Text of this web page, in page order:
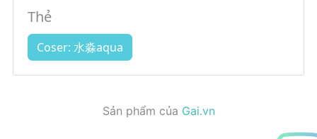
Thẻ
Coser: 水淼aqua
Sản phẩm của Gai.vn